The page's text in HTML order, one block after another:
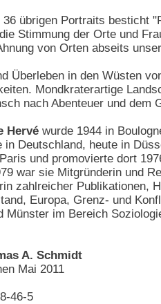
36 übrigen Portraits besticht
Stimmung der Orte und
von Orten abseits
Überleben in den Wüsten
Mondkraterartige
nach Abenteuer und dem
Hervé wurde 1944 in
in Deutschland, heute in
und promovierte dort
war sie Mitgründerin und
zahlreicher Publikationen,
Europa, Grenz- und
Münster im Bereich
A. Schmidt
Mai 2011
46-5